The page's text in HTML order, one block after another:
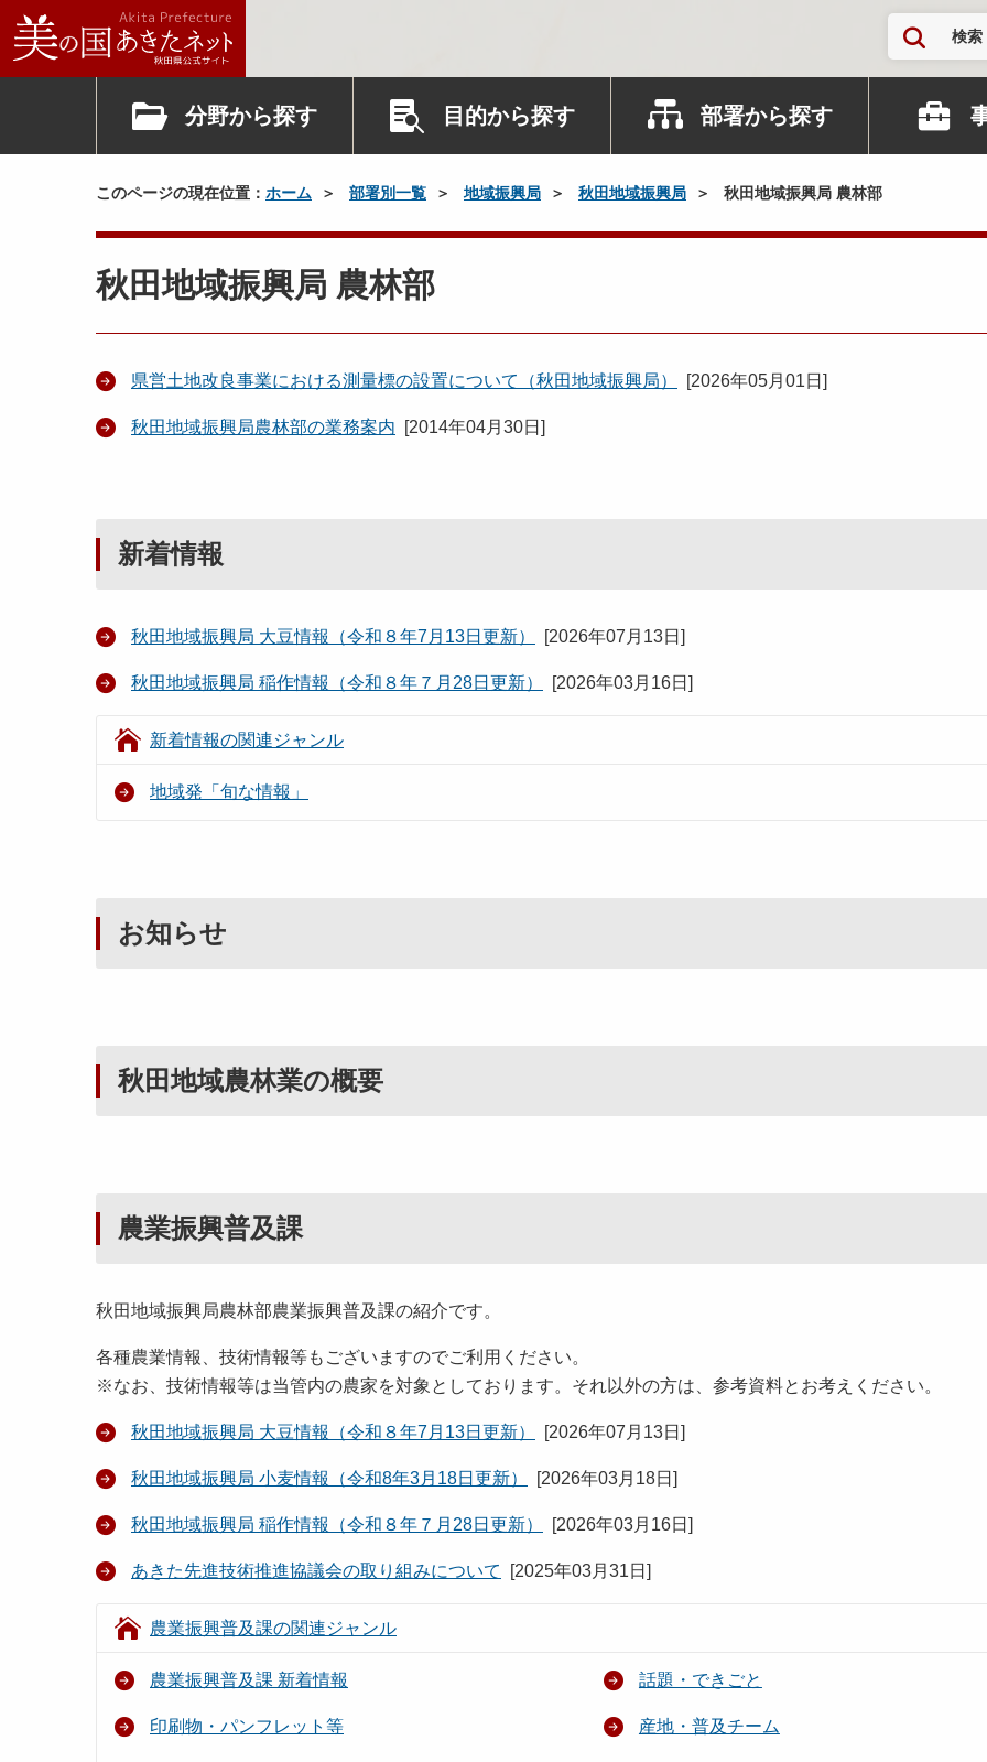
検索
分野から探す 目的から探す 部署から探す
このページの現在位置： ホーム 部署別一覧 地域振興局 秋田地域振興局 秋田地域振興局 農林部
秋田地域振興局 農林部
県営土地改良事業における測量標の設置について（秋田地域振興局） [2026年05月01日 ]
秋田地域振興局農林部の業務案内 [2014年04月30日 ]
新着情報
秋田地域振興局 大豆情報（令和８年7月13日更新） [2026年07月13日 ]
秋田地域振興局 稲作情報（令和８年７月28日更新） [2026年03月16日 ]
新着情報の関連ジャンル
地域発「旬な情報」
お知らせ
秋田地域農林業の概要
農業振興普及課
秋田地域振興局農林部農業振興普及課の紹介です。
各種農業情報、技術情報等もございますのでご利用ください。
※なお、技術情報等は当管内の農家を対象としております。それ以外の方は、参考資料とお考えください。
秋田地域振興局 大豆情報（令和８年7月13日更新） [2026年07月13日 ]
秋田地域振興局 小麦情報（令和8年3月18日更新） [2026年03月18日 ]
秋田地域振興局 稲作情報（令和８年７月28日更新） [2026年03月16日 ]
あきた先進技術推進協議会の取り組みについて [2025年03月31日 ]
農業振興普及課の関連ジャンル
農業振興普及課 新着情報 話題・できごと
印刷物・パンフレット等 産地・普及チーム